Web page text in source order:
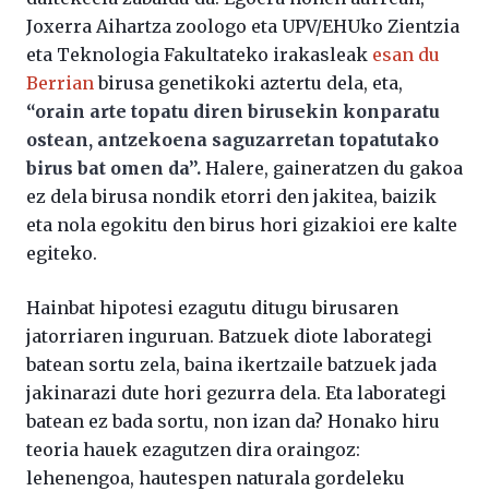
Joxerra Aihartza zoologo eta UPV/EHUko Zientzia
eta Teknologia Fakultateko irakasleak esan du
Berrianbirusa genetikoki aztertu dela, eta,
“orain arte topatu diren birusekin konparatu
ostean, antzekoena saguzarretan topatutako
birus bat omen da”. Halere, gaineratzen du gakoa
ez dela birusa nondik etorri den jakitea, baizik
eta nola egokitu den birus hori gizakioi ere kalte
egiteko.
Hainbat hipotesi ezagutu ditugu birusaren
jatorriaren inguruan. Batzuek diote laborategi
batean sortu zela, baina ikertzaile batzuek jada
jakinarazi dute hori gezurra dela. Eta laborategi
batean ez bada sortu, non izan da? Honako hiru
teoria hauek ezagutzen dira oraingoz:
lehenengoa, hautespen naturala gordeleku